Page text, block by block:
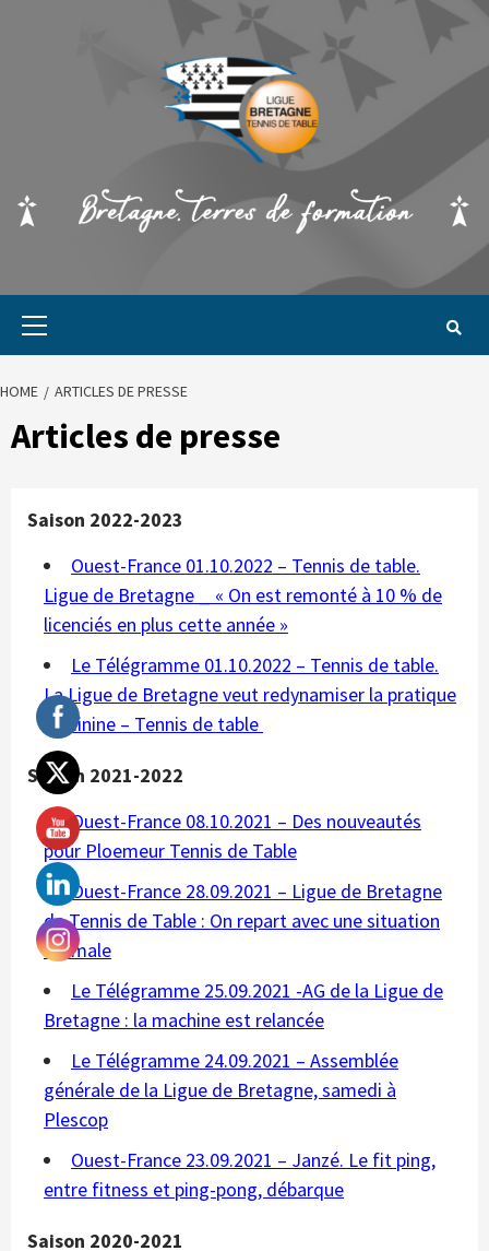
HOME ARTICLES DE PRESSE
Articles de presse
Saison 2022-2023
Ouest-France 01.10.2022 – Tennis de table.
Ligue de Bretagne _ « On est remonté à 10 % de
licenciés en plus cette année »
Le Télégramme 01.10.2022 – Tennis de table.
La Ligue de Bretagne veut redynamiser la pratique
féminine – Tennis de table
Saison 2021-2022
Ouest-France 08.10.2021 – Des nouveautés
pour Ploemeur Tennis de Table
Ouest-France 28.09.2021 – Ligue de Bretagne
de Tennis de Table : On repart avec une situation
normale
Le Télégramme 25.09.2021 -AG de la Ligue de
Bretagne : la machine est relancée
Le Télégramme 24.09.2021 – Assemblée
générale de la Ligue de Bretagne, samedi à
Plescop
Ouest-France 23.09.2021 – Janzé. Le fit ping,
entre fitness et ping-pong, débarque
Saison 2020-2021